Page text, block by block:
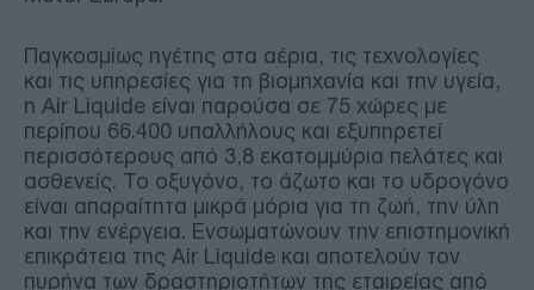
Παγκοσμίως ηγέτης στα αέρια, τις τεχνολογίες
και τις υπηρεσίες για τη βιομηχανία και την υγεία,
η Air Liquide είναι παρούσα σε 75 χώρες με
περίπου 66.400 υπαλλήλους και εξυπηρετεί
περισσότερους από 3,8 εκατομμύρια πελάτες και
ασθενείς. Το οξυγόνο, το άζωτο και το υδρογόνο
είναι απαραίτητα μικρά μόρια για τη ζωή, την ύλη
και την ενέργεια. Ενσωματώνουν την επιστημονική
επικράτεια της Air Liquide και αποτελούν τον
πυρήνα των δραστηριοτήτων της εταιρείας από